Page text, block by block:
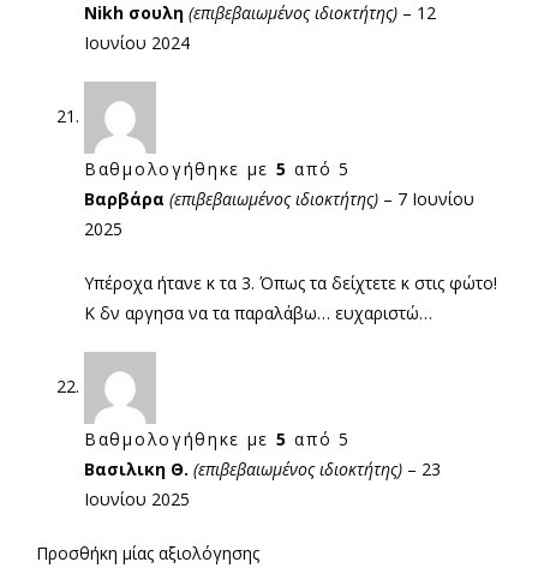
Nikh σουλη (επιβεβαιωμένος ιδιοκτήτης) – 12
Ιουνίου 2024
Βαθμολογήθηκε με 5 από 5
Βαρβάρα (επιβεβαιωμένος ιδιοκτήτης) – 7 Ιουνίου
2025
Υπέροχα ήτανε κ τα 3. Όπως τα δείχτετε κ στις φώτο!
Κ δν αργησα να τα παραλάβω… ευχαριστώ…
Βαθμολογήθηκε με 5 από 5
Βασιλικη Θ. (επιβεβαιωμένος ιδιοκτήτης) – 23
Ιουνίου 2025
Προσθήκη μίας αξιολόγησης